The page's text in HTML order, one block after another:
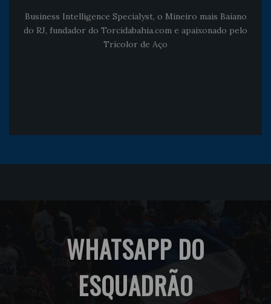
Business Intelligence Specialyst, o Mineiro mais Baiano
do RJ, fundador do Torcidabahia.com e apaixonado pelo
Tricolor de Aço
WHATSAPP DO
ESQUADRÃO